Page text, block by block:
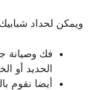
ويمكن لحداد
فك وصيانة
الحديد أو
أيضا نقوم